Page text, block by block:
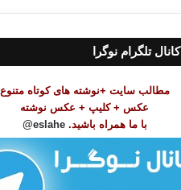
کانال تلگرام نوگرا
مطالب سایت +نوشته های کوتاه متنوع
عکس + کلیپ + عکس نوشته
با ما همراه باشید. eslahe@